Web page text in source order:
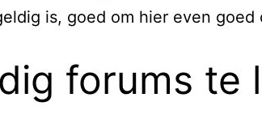
is, goed om hier even
forums te